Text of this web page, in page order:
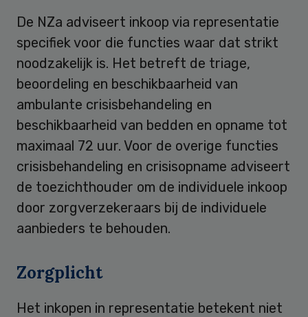
De NZa adviseert inkoop via representatie
specifiek voor die functies waar dat strikt
noodzakelijk is. Het betreft de triage,
beoordeling en beschikbaarheid van
ambulante crisisbehandeling en
beschikbaarheid van bedden en opname tot
maximaal 72 uur. Voor de overige functies
crisisbehandeling en crisisopname adviseert
de toezichthouder om de individuele inkoop
door zorgverzekeraars bij de individuele
aanbieders te behouden.
Zorgplicht
Het inkopen in representatie betekent niet